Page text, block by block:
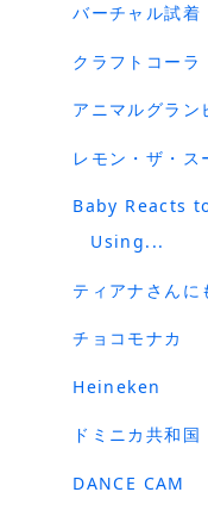
バーチャル試着
クラフトコーラ
アニマルグラン
レモン・ザ・ス
Baby Reacts
Using...
ティアナさんに
チョコモナカ
Heineken
ドミニカ共和国
DANCE CAM